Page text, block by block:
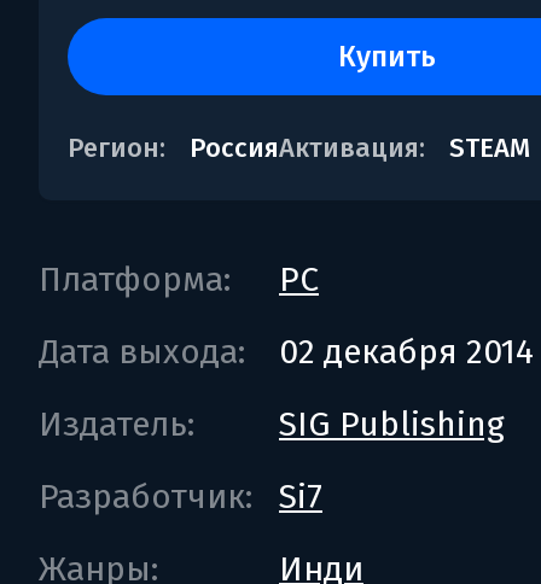
купить
Регион: РоссияАктивация: STEAM
Платформа:
PC
Дата выхода:
02 декабря 2014
Издатель:
SIG Publishing
Разработчик:
Si7
Жанры:
Инди